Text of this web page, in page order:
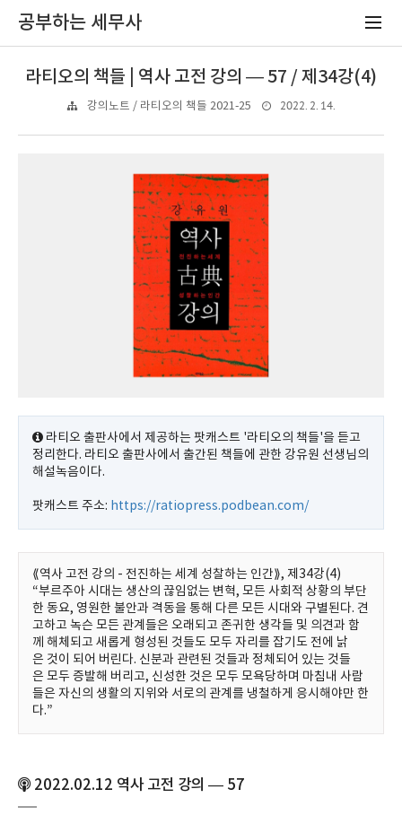
공부하는 세무사
라티오의 책들 | 역사 고전 강의 — 57 / 제34강(4)
강의노트 / 라티오의 책들 2021-25 2022. 2. 14.
라티오 출판사에서 제공하는 팟캐스트 '라티오의 책들'을 듣고
정리한다. 라티오 출판사에서 출간된 책들에 관한 강유원 선생님의
해설녹음이다.
팟캐스트 주소: https://ratiopress.podbean.com/
⟪역사 고전 강의 - 전진하는 세계 성찰하는 인간⟫, 제34강(4)
“부르주아 시대는 생산의 끊임없는 변혁, 모든 사회적 상황의 부단
한 동요, 영원한 불안과 격동을 통해 다른 모든 시대와 구별된다. 견
고하고 녹슨 모든 관계들은 오래되고 존귀한 생각들 및 의견과 함
께 해체되고 새롭게 형성된 것들도 모두 자리를 잡기도 전에 낡
은 것이 되어 버린다. 신분과 관련된 것들과 정체되어 있는 것들
은 모두 증발해 버리고, 신성한 것은 모두 모욕당하며 마침내 사람
들은 자신의 생활의 지위와 서로의 관계를 냉철하게 응시해야만 한
다.”
2022.02.12 역사 고전 강의 — 57